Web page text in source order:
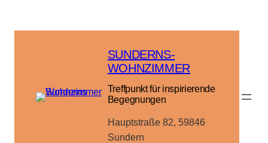
SUNDERNS-
WOHNZIMMER
Treffpunkt für inspirierende
Begegnungen
Hauptstraße 82, 59846
Sundern